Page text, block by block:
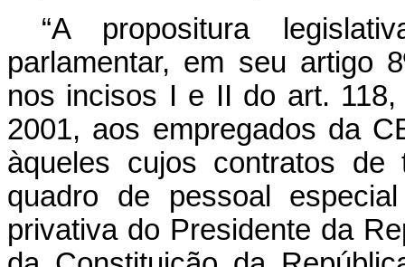
“A propositura
parlamentar, em seu artigo
nos incisos I e II do art.
2001, aos empregados da
àqueles cujos contratos de
quadro de pessoal
privativa do Presidente da